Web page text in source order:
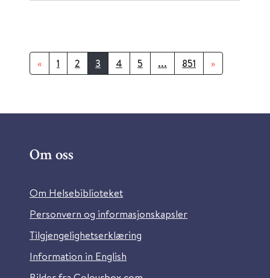
« 1 2 3 4 5 ... 851 »
Om oss
Om Helsebiblioteket
Personvern og informasjonskapsler
Tilgjengelighetserklæring
Information in English